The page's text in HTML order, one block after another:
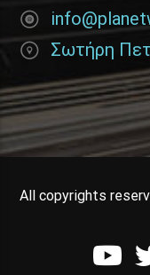
Σωτήρη
All copyrights